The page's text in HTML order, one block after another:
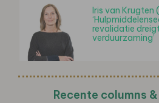
Iris van Krugten
revalidatie
verduurzaming’
Recente columns